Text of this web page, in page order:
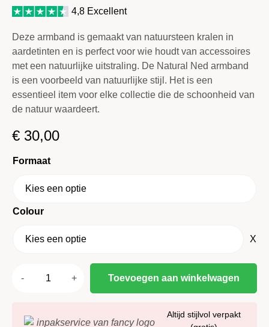
4,8 Excellent
Deze armband is gemaakt van natuursteen kralen in
aardetinten en is perfect voor wie houdt van accessoires
met een natuurlijke uitstraling. De Natural Ned armband
is een voorbeeld van natuurlijke stijl. Het is een
essentieel item voor elke collectie die de schoonheid van
de natuur waardeert.
€ 30,00
Formaat
Colour
X
Toevoegen aan winkelwagen
Altijd stijlvol verpakt